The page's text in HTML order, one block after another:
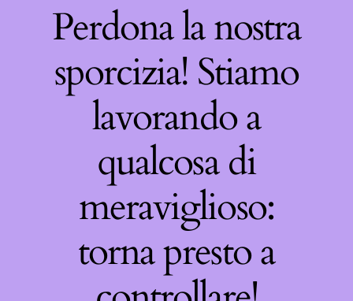
Perdona la nostra
sporcizia! Stiamo
lavorando a
qualcosa di
meraviglioso:
torna presto a